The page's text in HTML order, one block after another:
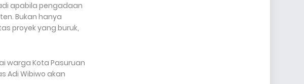
apabila pengadaan
Bukan hanya
proyek yang buruk,
warga Kota Pasuruan
Adi Wibiwo akan